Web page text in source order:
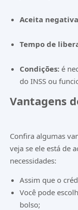
Aceita
Tempo de
Condições: é
do INSS ou
Vantagens
Confira algumas
veja se ele está de
necessidades:
Assim que o
Você pode
bolso;